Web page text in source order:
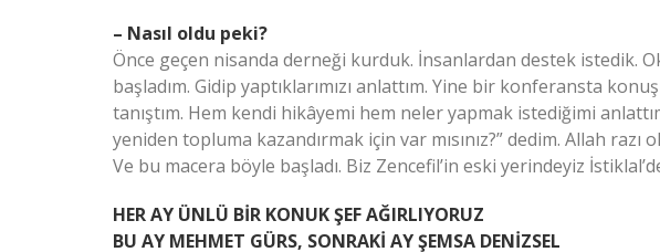
– Nasıl oldu peki?
Önce geçen nisanda derneği kurduk. İnsanlardan destek istedik.
başladım. Gidip yaptıklarımızı anlattım. Yine bir konferansta
tanıştım. Hem kendi hikâyemi hem neler yapmak istediğimi
yeniden topluma kazandırmak için var mısınız?” dedim. Allah razı
Ve bu macera böyle başladı. Biz Zencefil’in eski yerindeyiz
HER AY ÜNLÜ BİR KONUK ŞEF AĞIRLIYORUZ
BU AY MEHMET GÜRS, SONRAKİ AY ŞEMSA DENİZSEL